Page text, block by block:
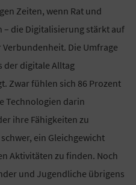
Zeiten, wenn Rat und
die Digitalisierung stärkt auf
Die Umfrage
der digitale Alltag
Zwar fühlen sich 86 Prozent
Technologien darin
ihre Fähigkeiten zu
ein Gleichgewicht
Aktivitäten zu finden. Noch
und Jugendliche übrigens